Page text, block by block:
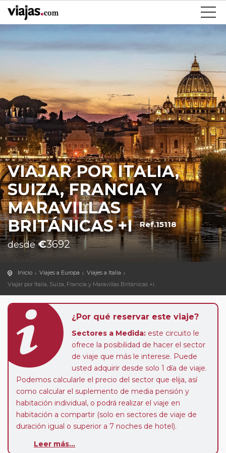
VIAJAR POR ITALIA,
SUIZA, FRANCIA Y
MARAVILLAS
BRITÁNICAS +I Ref.15118
desde€3692
Inicio Viajes a Europa
Viajes a Italia
Viajar por Italia, Suiza, Francia y Maravillas Británicas +i
¿Por qué reservar este viaje?
Sectores a Medida: este circuito le
ofrece la posibilidad de hacer el sector
de viaje que más le interese. Puede
usted adquirir desde solo 1 día de viaje.
Podemos calcularle el precio del sector que elija, así
como calcular el suplemento de media pensión y
habitación individual, o podrá realizar el viaje en
habitación a compartir (solo en sectores de viaje de
duración igual o superior a 7 noches de hotel).
de que usted pueda programar una o más paradas en
Leer más...